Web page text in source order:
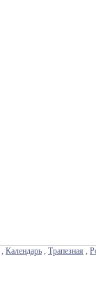
, Календарь , Трапезная ,